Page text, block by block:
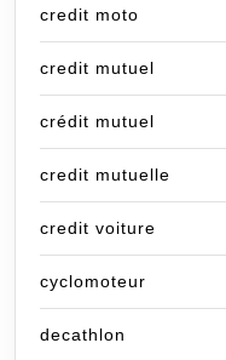
credit moto
credit mutuel
crédit mutuel
credit mutuelle
credit voiture
cyclomoteur
decathlon